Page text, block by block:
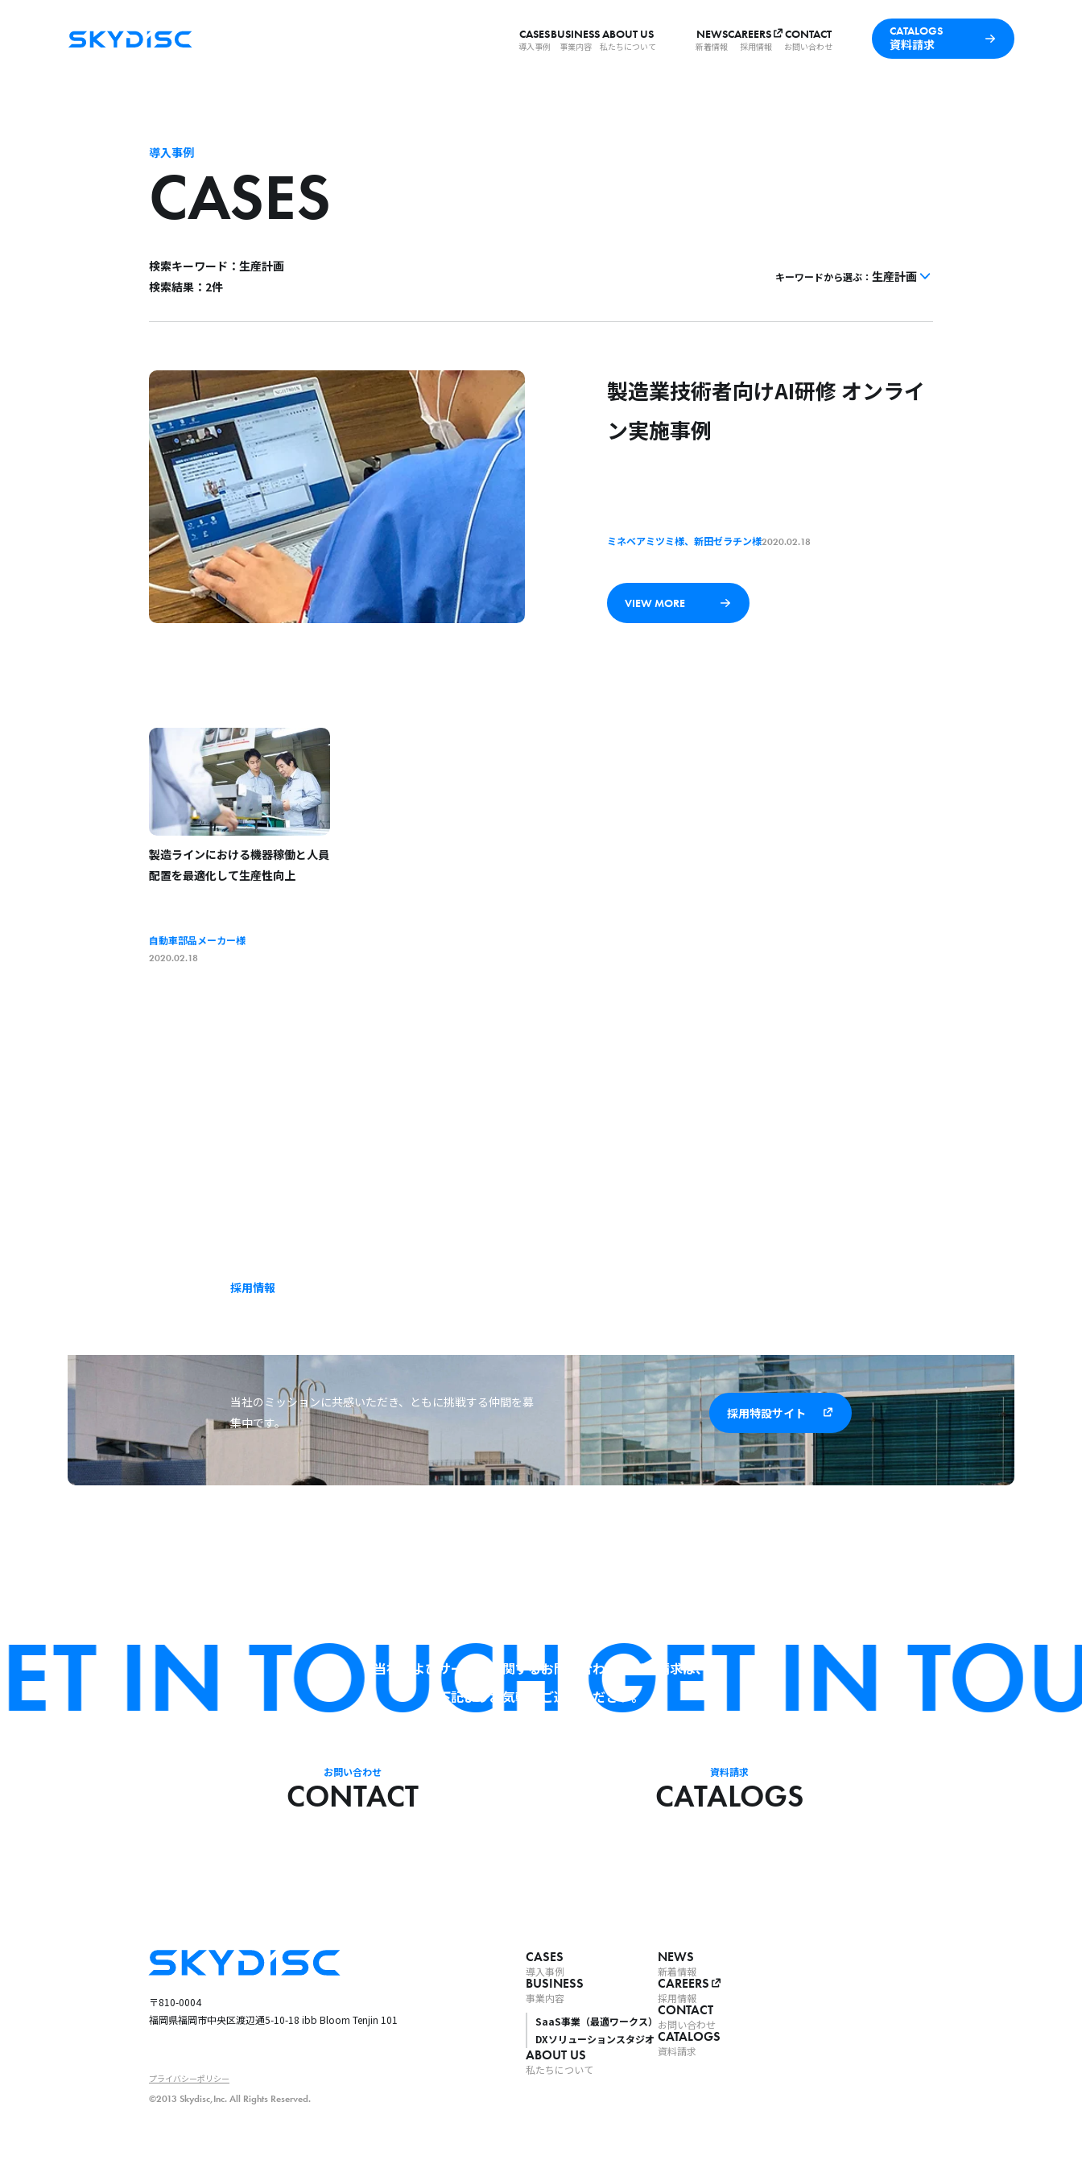
CASES
導入事例
BUSINESS
事業内容
ABOUT US
私たちについて
NEWS
新着情報
CAREERS
採用情報
CONTACT
お問い合わせ
CATALOGS
資料請求
導入事例
CASES
検索キーワード：生産計画
検索結果：2件
キーワードから選ぶ：生産計画
製造業技術者向けAI研修 オンライ
ン実施事例
ミネベアミツミ様、新田ゼラチン様2020.02.18
VIEW MORE
製造ラインにおける機器稼働と人員
配置を最適化して生産性向上
自動車部品メーカー様
2020.02.18
採用情報
当社のミッションに共感いただき、ともに挑戦する仲間を募
集中です。
採用特設サイト
当社およびサービスに関するお問い合わせ・資料請求は、
下記よりお気軽にご連絡ください。
お問い合わせ
CONTACT
資料請求
CATALOGS
IN TOUCHGET IN
〒810-0004
福岡県福岡市中央区渡辺通5-10-18 ibb Bloom Tenjin 101
CASES
導入事例
BUSINESS
事業内容
SaaS事業（最適ワークス）
DXソリューションスタジオ
ABOUT US
私たちについて
NEWS
新着情報
CAREERS
採用情報
CONTACT
お問い合わせ
CATALOGS
資料請求
プライバシーポリシー
©2013 Skydisc,Inc. All Rights Reserved.